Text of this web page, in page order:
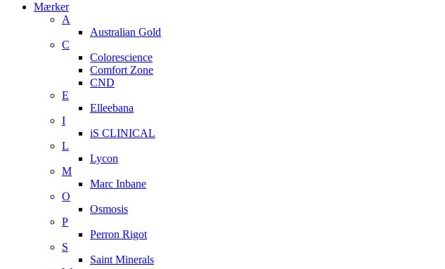
Mærker
A
Australian Gold
C
Colorescience
Comfort Zone
CND
E
Elleebana
I
iS CLINICAL
L
Lycon
M
Marc Inbane
O
Osmosis
P
Perron Rigot
S
Saint Minerals